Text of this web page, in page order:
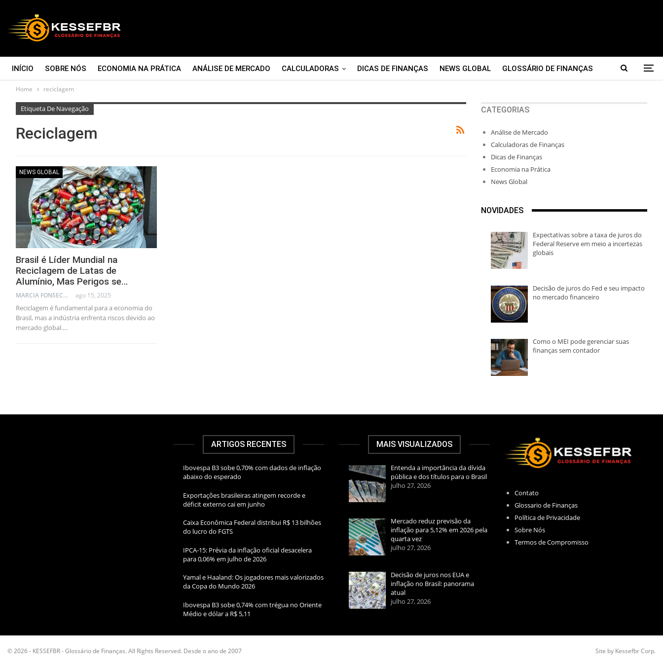
INÍCIO SOBRE NÓS ECONOMIA NA PRÁTICA ANÁLISE DE MERCADO CALCULADORAS DICAS DE FINANÇAS NEWS GLOBAL GLOSSÁRIO DE FINANÇAS
CONTATO
Home reciclagem
Etiqueta De Navegação
Reciclagem
NEWS GLOBAL
Brasil é Líder Mundial na
Reciclagem de Latas de
Alumínio, Mas Perigos se…
MARCIA FONSECA - FINANCIAL CONSULTANT ago 15, 2025
Reciclagem é fundamental para a economia do
Brasil, mas a indústria enfrenta riscos devido ao
mercado global.…
CATEGORIAS
Análise de Mercado
Calculadoras de Finanças
Dicas de Finanças
Economia na Prática
News Global
NOVIDADES
Expectativas sobre a taxa de juros do
Federal Reserve em meio a incertezas
globais
Decisão de juros do Fed e seu impacto
no mercado financeiro
Como o MEI pode gerenciar suas
finanças sem contador
ARTIGOS RECENTES
Ibovespa B3 sobe 0,70% com dados de inflação
abaixo do esperado
Exportações brasileiras atingem recorde e
déficit externo cai em junho
Caixa Econômica Federal distribui R$ 13 bilhões
do lucro do FGTS
IPCA-15: Prévia da inflação oficial desacelera
para 0,06% em julho de 2026
Yamal e Haaland: Os jogadores mais valorizados
da Copa do Mundo 2026
Ibovespa B3 sobe 0,74% com trégua no Oriente
Médio e dólar a R$ 5,11
MAIS VISUALIZADOS
Entenda a importância da dívida
pública e dos títulos para o Brasil
julho 27, 2026
Mercado reduz previsão da
inflação para 5,12% em 2026 pela
quarta vez
julho 27, 2026
Decisão de juros nos EUA e
inflação no Brasil: panorama
atual
julho 27, 2026
Contato
Glossario de Finanças
Política de Privacidade
Sobre Nós
Termos de Compromisso
© 2026 - KESSEFBR - Glossário de Finanças. All Rights Reserved. Desde o ano de 2007 Site by Kessefbr Corp.